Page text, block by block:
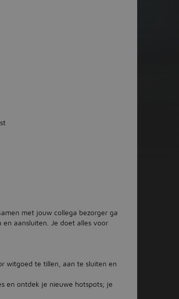
met jouw collega bezorger ga
aansluiten. Je doet alles voor
witgoed te tillen, aan te sluiten en
en ontdek je nieuwe hotspots; je